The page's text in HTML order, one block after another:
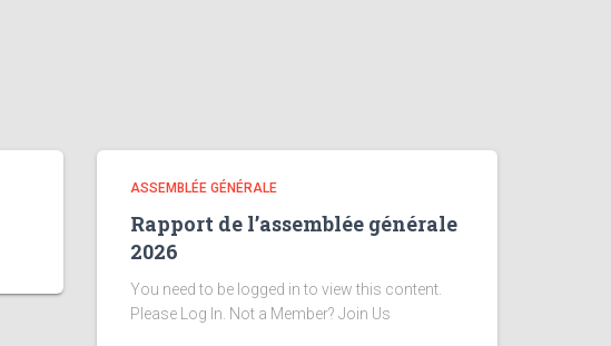
ASSEMBLÉE GÉNÉRALE
Rapport de l’assemblée générale
2026
You need to be logged in to view this content.
Please Log In. Not a Member? Join Us